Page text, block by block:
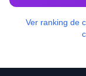
Ver ranking de